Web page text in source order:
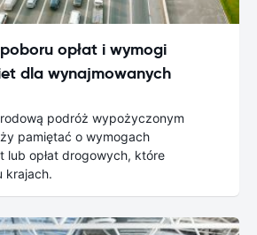
opłat i wymogi
dla wynajmowanych
podróż wypożyczonym
pamiętać o wymogach
lub opłat drogowych, które
krajach.